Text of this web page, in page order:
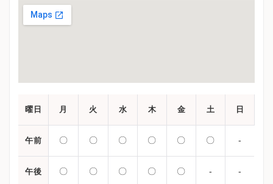
曜日 月 火 水 木 金 土 日
午前 〇 〇 〇 〇 〇 〇 -
午後 〇 〇 〇 〇 〇 - -